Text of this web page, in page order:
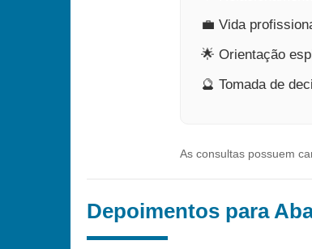
💼 Vida
🌟 Orientação
🔮 Tomada de
As consultas possuem
Depoimentos para